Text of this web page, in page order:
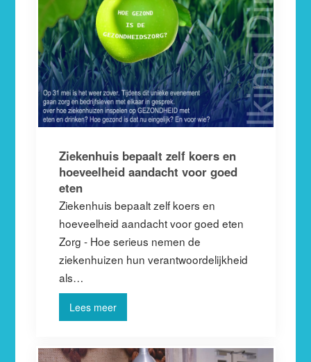
Ziekenhuis bepaalt zelf koers en
hoeveelheid aandacht voor goed
eten
Ziekenhuis bepaalt zelf koers en
hoeveelheid aandacht voor goed eten
Zorg - Hoe serieus nemen de
ziekenhuizen hun verantwoordelijkheid
als…
Lees meer